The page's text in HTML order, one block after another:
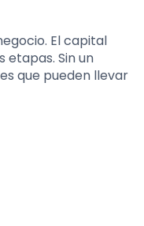
El capital
etapas. Sin un
que pueden llevar